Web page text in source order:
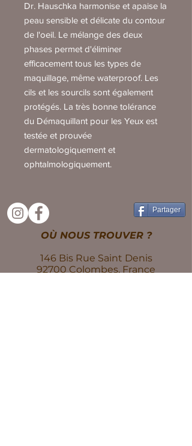
Dr. Hauschka harmonise et apaise la
peau sensible et délicate du contour
de l'oeil. Le mélange des deux
phases permet d'éliminer
efficacement tous les types de
maquillage, même waterproof. Les
cils et les sourcils sont également
protégés. La très bonne tolérance
du Démaquillant pour les Yeux est
testée et prouvée
dermatologiquement et
ophtalmologiquement.
Partager
OÙ NOUS TROUVER ?
146 Bis Rue Saint Denis
92700 Colombes, France